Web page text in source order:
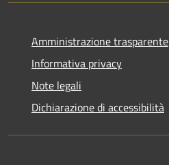
Amministrazione trasparente
Informativa privacy
Note legali
Dichiarazione di accessibilità